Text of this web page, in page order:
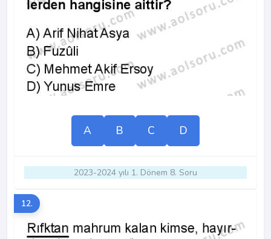
A B C D
2023-2024 yılı 1. Dönem 8. Soru
12.